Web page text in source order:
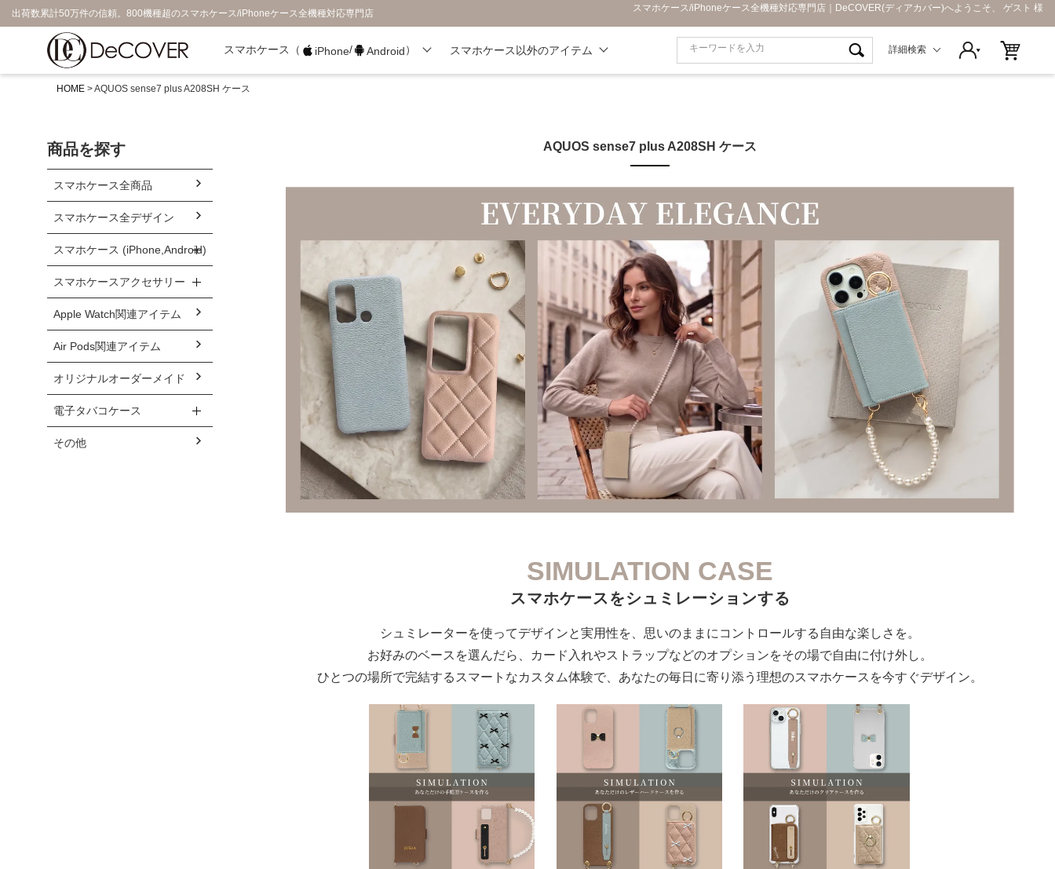
出荷数累計50万件の信頼。800機種超のスマホケース/iPhoneケース全機種対応専門店 スマホケース/iPhoneケース全機種対応専門店｜DeCOVER(ディアカバー)へようこそ、 ゲスト 様
スマホケース（ iPhone/ Android） スマホケース以外のアイテム 詳細検索
HOME AQUOS sense7 plus A208SH ケース
商品を探す
スマホケース全商品
スマホケース全デザイン
スマホケース (iPhone,Android)
スマホケースアクセサリー
Apple Watch関連アイテム
Air Pods関連アイテム
オリジナルオーダーメイド
電子タバコケース
その他
AQUOS sense7 plus A208SH ケース